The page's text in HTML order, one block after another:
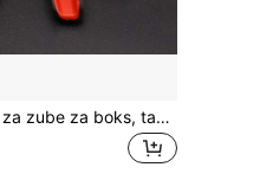
1 kom. štitnik za zube za boks, taekwondo, MMA, sportski štitnik za zube, štitnik za zube za košarku